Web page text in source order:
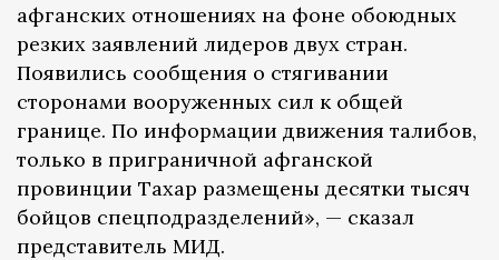
афганских отношениях на фоне обоюдных
резких заявлений лидеров двух стран.
Появились сообщения о стягивании
сторонами вооруженных сил к общей
границе. По информации движения талибов,
только в приграничной афганской
провинции Тахар размещены десятки тысяч
бойцов спецподразделений», — сказал
представитель МИД.